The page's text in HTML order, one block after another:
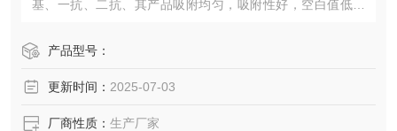
基、一抗、二抗、其产品吸附均匀，吸附性好，空白值低，
高效稳定的纯化技术，保证产品均能现货供应和产品质量的
产品型号：
更新时间： 2025-07-03
厂商性质： 生产厂家